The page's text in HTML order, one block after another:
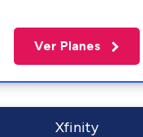
Ver Planes
Xfinity